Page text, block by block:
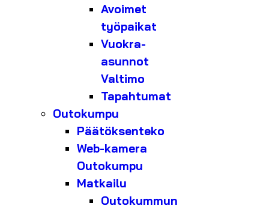
Avoimet
työpaikat
Vuokra-
asunnot
Valtimo
Tapahtumat
Outokumpu
Päätöksenteko
Web-kamera
Outokumpu
Matkailu
Outokummun